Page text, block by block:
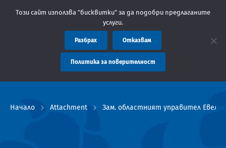
Съобщение: Областна администрация Пловдив
Начало Attachment Зам. областният управител
Този сайт използва "бисквитки" за да подобри предлаганите
услуги.
Разбрах Отказвам
Политика за поверителност